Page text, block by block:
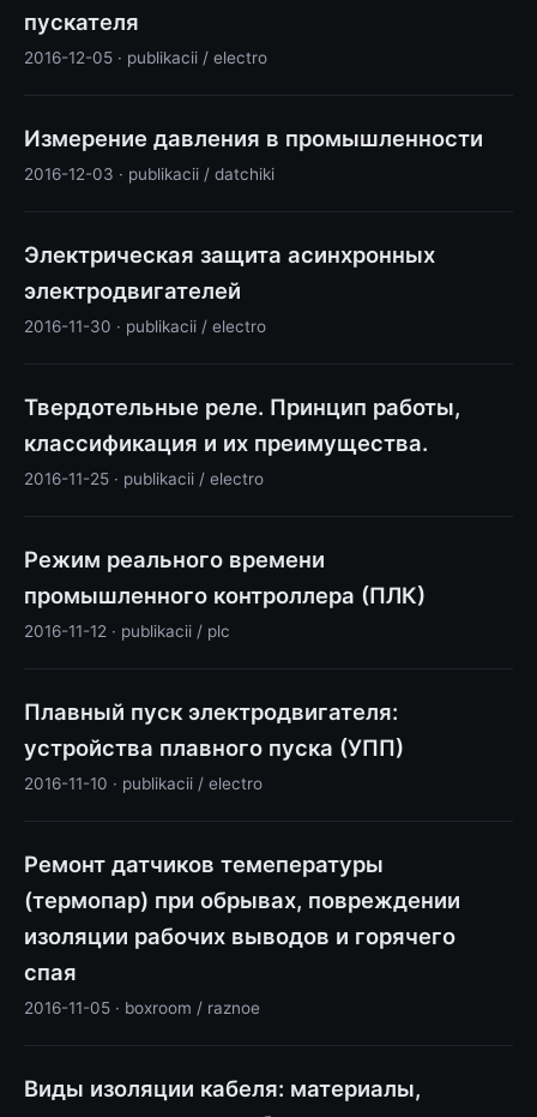
пускателя
2016-12-05 · publikacii / electro
Измерение давления в промышленности
2016-12-03 · publikacii / datchiki
Электрическая защита асинхронных
электродвигателей
2016-11-30 · publikacii / electro
Твердотельные реле. Принцип работы,
классификация и их преимущества.
2016-11-25 · publikacii / electro
Режим реального времени
промышленного контроллера (ПЛК)
2016-11-12 · publikacii / plc
Плавный пуск электродвигателя:
устройства плавного пуска (УПП)
2016-11-10 · publikacii / electro
Ремонт датчиков темепературы
(термопар) при обрывах, повреждении
изоляции рабочих выводов и горячего
спая
2016-11-05 · boxroom / raznoe
Виды изоляции кабеля: материалы,